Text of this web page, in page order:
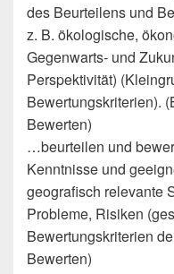
des Beurteilens und
z. B. ökologische,
Gegenwarts- und
Perspektivität)
Bewertungskriterien).
Bewerten)
…beurteilen und
Kenntnisse und
geografisch relevante
Probleme, Risiken
Bewertungskriterien
Bewerten)